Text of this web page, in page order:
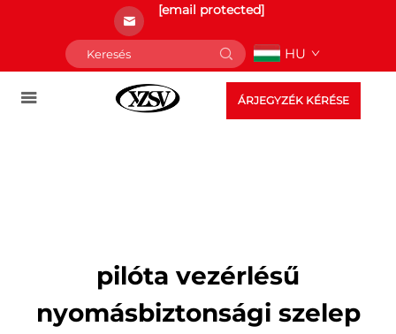
[email protected]
HU
ÁRJEGYZÉK KÉRÉSE
pilóta vezérlésű
nyomásbiztonsági szelep